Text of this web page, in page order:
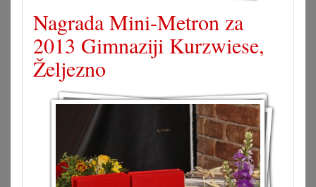
Nagrada Mini-Metron za
2013 Gimnaziji Kurzwiese,
Željezno